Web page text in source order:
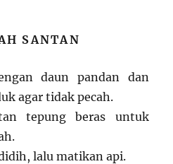
SANTAN
daun pandan dan
agar tidak pecah.
tepung beras untuk
lalu matikan api.